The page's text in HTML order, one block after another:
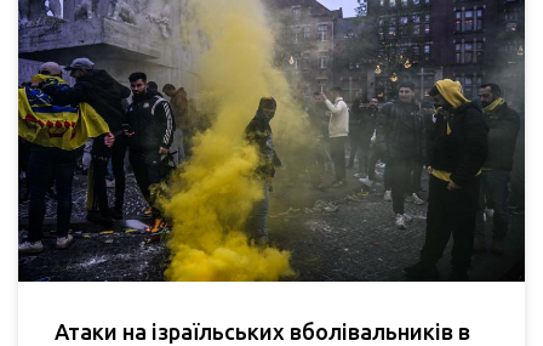
Атаки на ізраїльських вболівальників в